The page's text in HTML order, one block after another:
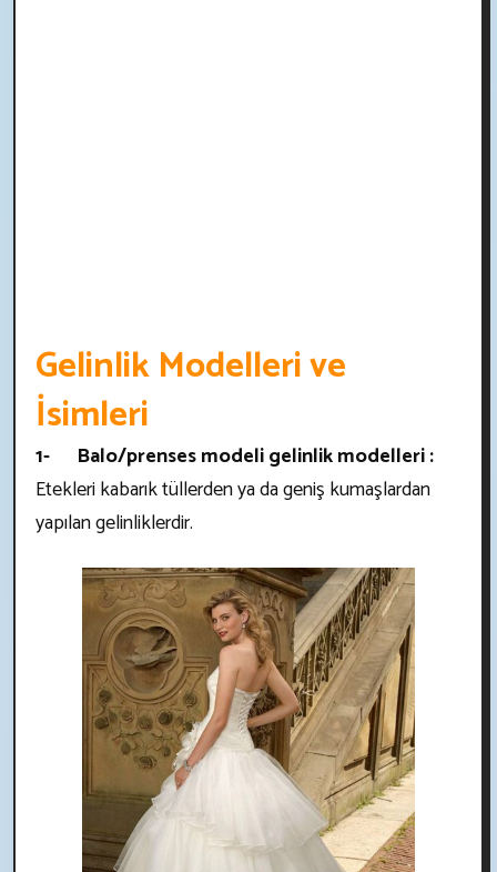
Gelinlik Modelleri ve
İsimleri
1- Balo/prenses modeli gelinlik modelleri :
Etekleri kabarık tüllerden ya da geniş kumaşlardan
yapılan gelinliklerdir.